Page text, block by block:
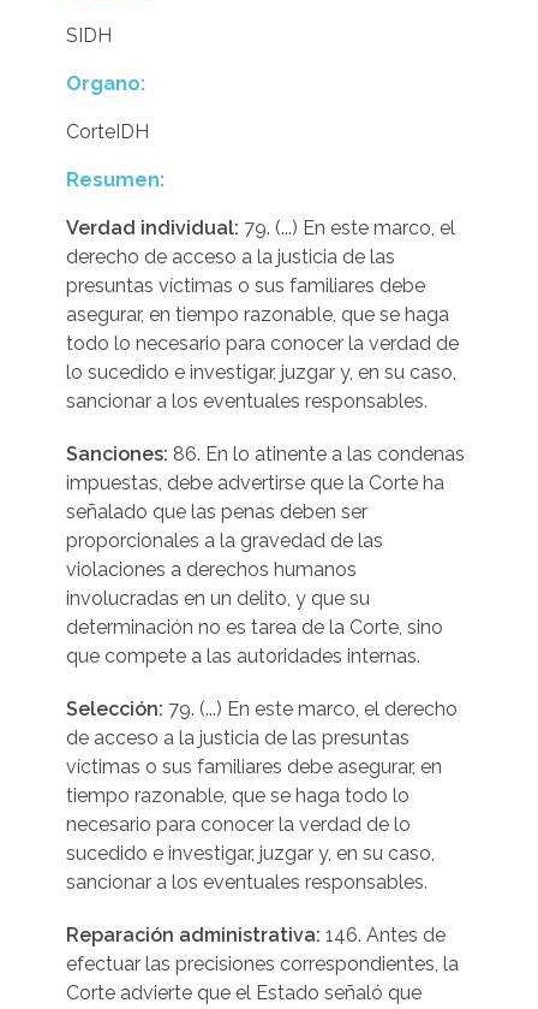
SIDH
Organo:
CorteIDH
Resumen:
Verdad individual: 79. (...) En este marco, el
derecho de acceso a la justicia de las
presuntas víctimas o sus familiares debe
asegurar, en tiempo razonable, que se haga
todo lo necesario para conocer la verdad de
lo sucedido e investigar, juzgar y, en su caso,
sancionar a los eventuales responsables.
Sanciones: 86. En lo atinente a las condenas
impuestas, debe advertirse que la Corte ha
señalado que las penas deben ser
proporcionales a la gravedad de las
violaciones a derechos humanos
involucradas en un delito, y que su
determinación no es tarea de la Corte, sino
que compete a las autoridades internas.
Selección: 79. (...) En este marco, el derecho
de acceso a la justicia de las presuntas
víctimas o sus familiares debe asegurar, en
tiempo razonable, que se haga todo lo
necesario para conocer la verdad de lo
sucedido e investigar, juzgar y, en su caso,
sancionar a los eventuales responsables.
Reparación administrativa: 146. Antes de
efectuar las precisiones correspondientes, la
Corte advierte que el Estado señaló que